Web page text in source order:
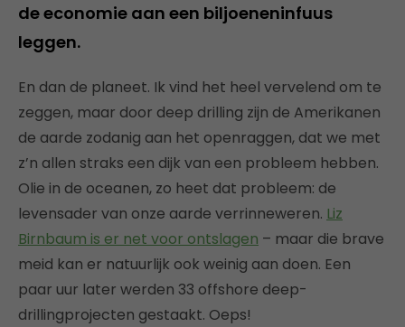
de economie aan een biljoeneninfuus
leggen.
En dan de planeet. Ik vind het heel vervelend om te
zeggen, maar door deep drilling zijn de Amerikanen
de aarde zodanig aan het openraggen, dat we met
z’n allen straks een dijk van een probleem hebben.
Olie in de oceanen, zo heet dat probleem: de
levensader van onze aarde verrinneweren. Liz
Birnbaum is er net voor ontslagen – maar die brave
meid kan er natuurlijk ook weinig aan doen. Een
paar uur later werden 33 offshore deep-
drillingprojecten gestaakt. Oeps!